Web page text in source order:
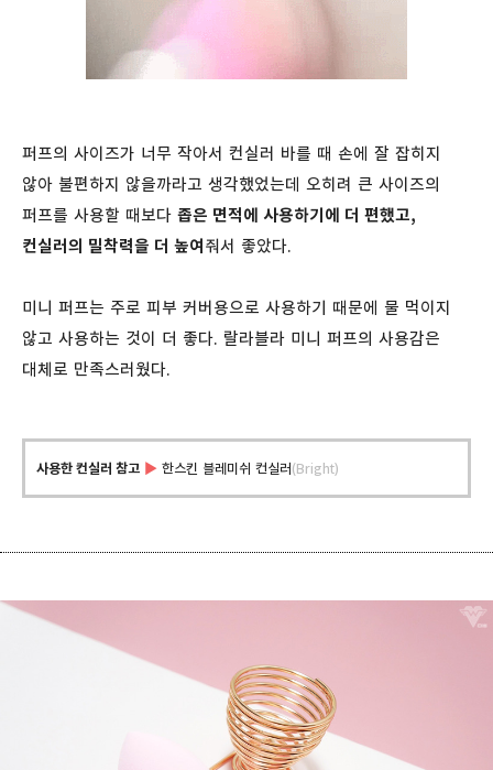
퍼프의 사이즈가 너무 작아서 컨실러 바를 때 손에 잘 잡히지
않아 불편하지 않을까라고 생각했었는데 오히려 큰 사이즈의
퍼프를 사용할 때보다 좁은 면적에 사용하기에 더 편했고,
컨실러의 밀착력을 더 높여줘서 좋았다.
미니 퍼프는 주로 피부 커버용으로 사용하기 때문에 물 먹이지
않고 사용하는 것이 더 좋다. 랄라블라 미니 퍼프의 사용감은
대체로 만족스러웠다.
사용한 컨실러 참고 ▶ 한스킨 블레미쉬 컨실러(Bright)